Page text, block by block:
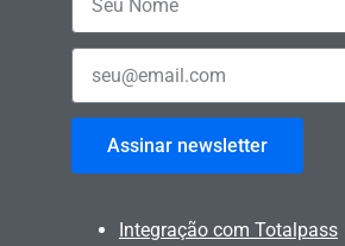
Assinar newsletter
Integração com Totalpass